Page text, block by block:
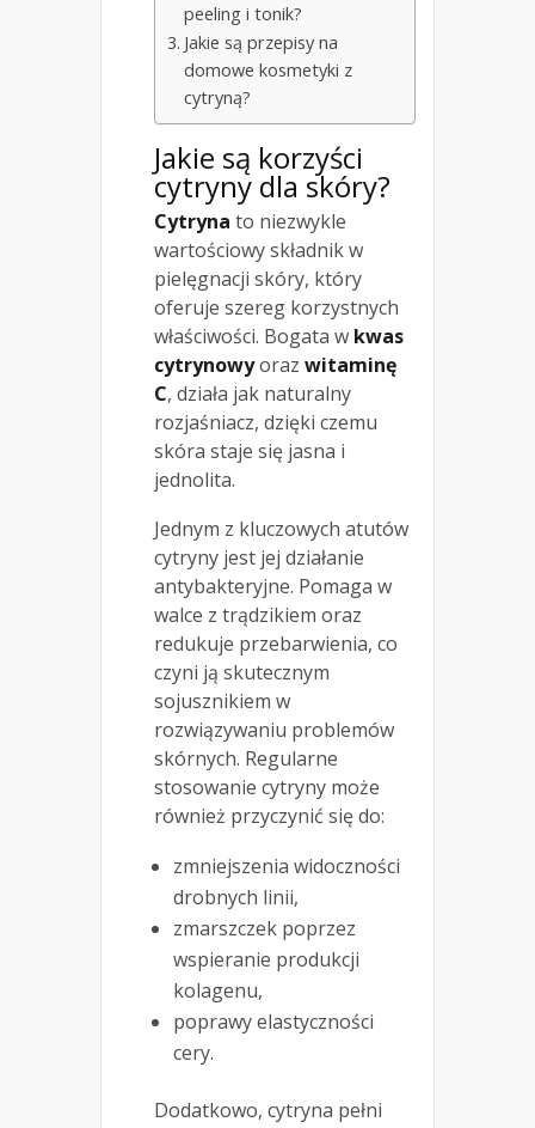
peeling i tonik?
Jakie są przepisy na
domowe kosmetyki z
cytryną?
Jakie są korzyści
cytryny dla skóry?
Cytryna to niezwykle
wartościowy składnik w
pielęgnacji skóry, który
oferuje szereg korzystnych
właściwości. Bogata w kwas
cytrynowyoraz witaminę
C, działa jak naturalny
rozjaśniacz, dzięki czemu
skóra staje się jasna i
jednolita.
Jednym z kluczowych atutów
cytryny jest jej działanie
antybakteryjne. Pomaga w
walce z trądzikiem oraz
redukuje przebarwienia, co
czyni ją skutecznym
sojusznikiem w
rozwiązywaniu problemów
skórnych. Regularne
stosowanie cytryny może
również przyczynić się do:
zmniejszenia widoczności
drobnych linii,
zmarszczek poprzez
wspieranie produkcji
kolagenu,
poprawy elastyczności
cery.
Dodatkowo, cytryna pełni